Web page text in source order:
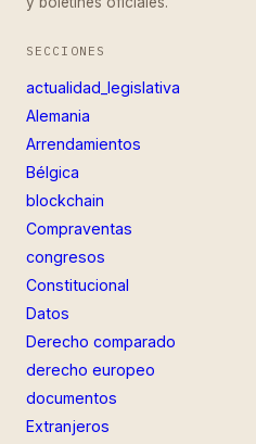
SECCIONES
actualidad_legislativa
Alemania
Arrendamientos
Bélgica
blockchain
Compraventas
congresos
Constitucional
Datos
Derecho comparado
derecho europeo
documentos
Extranjeros